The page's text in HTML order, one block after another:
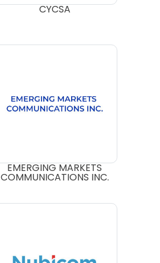
CYCSA
EMERGING MARKETS
COMMUNICATIONS INC.